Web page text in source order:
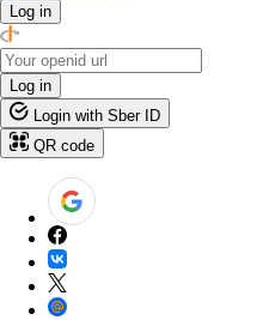
Log in
Log in
Login with Sber ID
QR code